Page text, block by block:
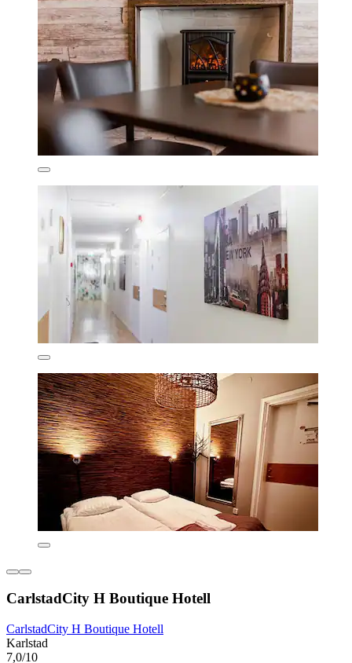
CarlstadCity H Boutique Hotell
CarlstadCity H Boutique Hotell
Karlstad
7,0/10